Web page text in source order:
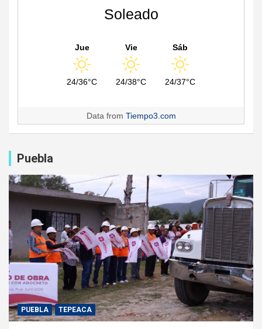
Soleado
Jue
24/36°C
Vie
24/38°C
Sáb
24/37°C
Data from Tiempo3.com
Puebla
PUEBLA TEPEACA